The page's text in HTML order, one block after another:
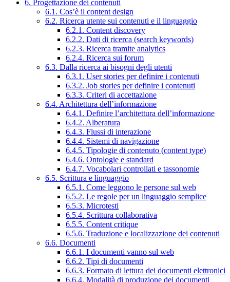
6. Progettazione dei contenuti
6.1. Cos’è il content design
6.2. Ricerca utente sui contenuti e il linguaggio
6.2.1. Content discovery
6.2.2. Dati di ricerca (search keywords)
6.2.3. Ricerca tramite analytics
6.2.4. Ricerca sui forum
6.3. Dalla ricerca ai bisogni degli utenti
6.3.1. User stories per definire i contenuti
6.3.2. Job stories per definire i contenuti
6.3.3. Criteri di accettazione
6.4. Architettura dell’informazione
6.4.1. Definire l’architettura dell’informazione
6.4.2. Alberatura
6.4.3. Flussi di interazione
6.4.4. Sistemi di navigazione
6.4.5. Tipologie di contenuto (content type)
6.4.6. Ontologie e standard
6.4.7. Vocabolari controllati e tassonomie
6.5. Scrittura e linguaggio
6.5.1. Come leggono le persone sul web
6.5.2. Le regole per un linguaggio semplice
6.5.3. Microtesti
6.5.4. Scrittura collaborativa
6.5.5. Content critique
6.5.6. Traduzione e localizzazione dei contenuti
6.6. Documenti
6.6.1. I documenti vanno sul web
6.6.2. Tipi di documenti
6.6.3. Formato di lettura dei documenti elettronici
6.6.4. Modalità di produzione dei documenti